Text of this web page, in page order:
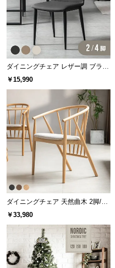
の
配
送
つ
い
て
梱
設
置
ー
ス
に
つ
い
て
搬
入
ダイニングチェア レザー調 ブラッ
ク脚 2脚/4脚セット 包み込むフォ
￥15,990
ダイニングチェア 天然曲木 2脚/4
脚セット
￥33,980